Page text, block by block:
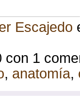
Escajedo
con 1
, anatomía,